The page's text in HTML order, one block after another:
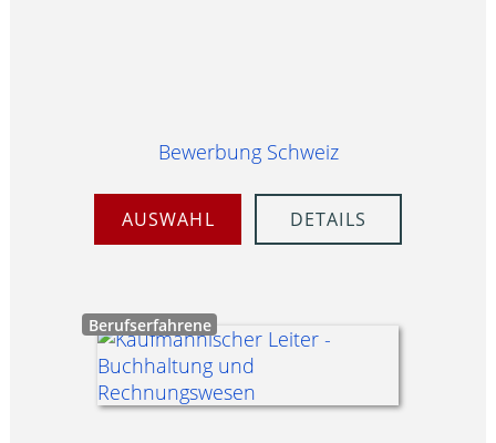
Bewerbung Schweiz
AUSWAHL DETAILS
Berufserfahrene